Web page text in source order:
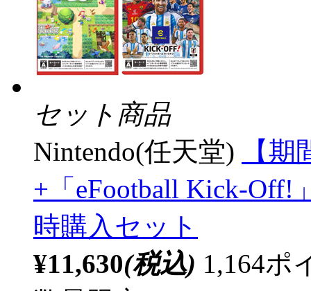
セット商品
Nintendo(任天堂)
【
+「eFootball Kick-Off!
時購入セット
¥11,630(税込) 1,164ポ